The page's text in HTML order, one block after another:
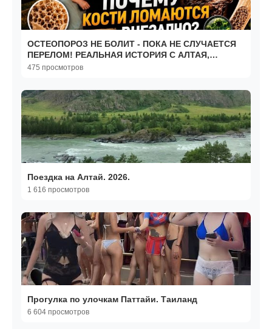
ОСТЕОПОРОЗ НЕ БОЛИТ - ПОКА НЕ СЛУЧАЕТСЯ
ПЕРЕЛОМ! РЕАЛЬНАЯ ИСТОРИЯ С АЛТАЯ,
КОТОРУЮ НАДО УВИДЕТЬ
475 просмотров
Поездка на Алтай. 2026.
1 616 просмотров
Прогулка по улочкам Паттайи. Таиланд
6 604 просмотров